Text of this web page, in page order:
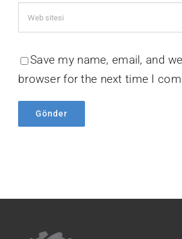
Save my name, email, and
browser for the next time I